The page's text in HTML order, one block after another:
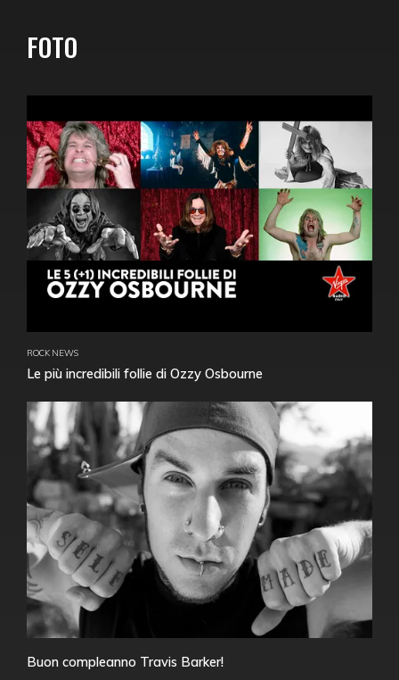
FOTO
ROCK NEWS
Le più incredibili follie di Ozzy Osbourne
Buon compleanno Travis Barker!